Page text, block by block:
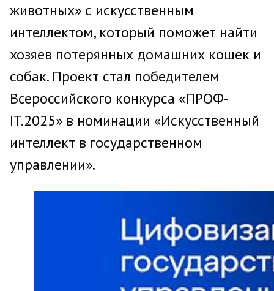
животных» с искусственным
интеллектом, который поможет найти
хозяев потерянных домашних кошек и
собак. Проект стал победителем
Всероссийского конкурса «ПРОФ-
IT.2025» в номинации «Искусственный
интеллект в государственном
управлении».